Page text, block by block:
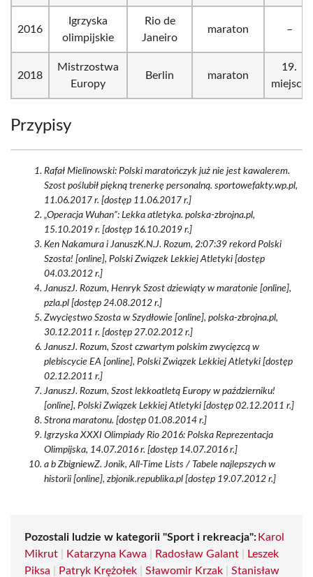
2016
Igrzyska
olimpijskie
Rio de
Janeiro
maraton –
2018
Mistrzostwa
Europy
Berlin maraton
19.
miejsce
Przypisy
Rafał Mielinowski: Polski maratończyk już nie jest kawalerem.
Szost poślubił piękną trenerkę personalną. sportowefakty.wp.pl,
11.06.2017 r. [dostęp 11.06.2017 r.]
„Operacja Wuhan”: Lekka atletyka. polska-zbrojna.pl,
15.10.2019 r. [dostęp 16.10.2019 r.]
Ken Nakamura i JanuszK.N.J. Rozum, 2:07:39 rekord Polski
Szosta! [online], Polski Związek Lekkiej Atletyki [dostęp
04.03.2012 r.]
JanuszJ. Rozum, Henryk Szost dziewiąty w maratonie [online],
pzla.pl [dostęp 24.08.2012 r.]
Zwycięstwo Szosta w Szydłowie [online], polska-zbrojna.pl,
30.12.2011 r. [dostęp 27.02.2012 r.]
JanuszJ. Rozum, Szost czwartym polskim zwycięzcą w
plebiscycie EA [online], Polski Związek Lekkiej Atletyki [dostęp
02.12.2011 r.]
JanuszJ. Rozum, Szost lekkoatletą Europy w październiku!
[online], Polski Związek Lekkiej Atletyki [dostęp 02.12.2011 r.]
Strona maratonu. [dostęp 01.08.2014 r.]
Igrzyska XXXI Olimpiady Rio 2016: Polska Reprezentacja
Olimpijska, 14.07.2016 r. [dostęp 14.07.2016 r.]
a b ZbigniewZ. Jonik, All-Time Lists / Tabele najlepszych w
historii [online], zbjonik.republika.pl [dostęp 19.07.2012 r.]
Pozostali ludzie w kategorii "Sport i rekreacja": Karol
Mikrut
Katarzyna Kawa Radosław Galant
Leszek
Piksa
Patryk Krężołek Sławomir Krzak
Stanisław